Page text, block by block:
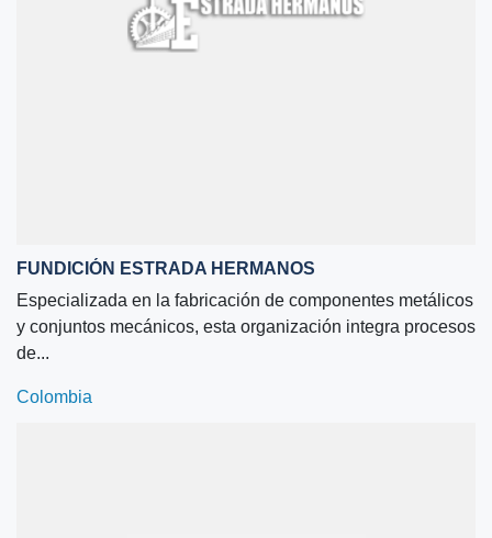
FUNDICIÓN ESTRADA HERMANOS
Especializada en la fabricación de componentes metálicos
y conjuntos mecánicos, esta organización integra procesos
de...
Colombia